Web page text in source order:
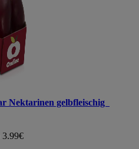
Nektarinen gelbfleischig
3.99€